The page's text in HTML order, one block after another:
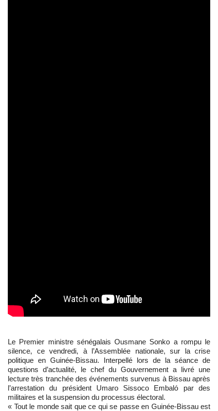
Le Premier ministre sénégalais Ousmane Sonko a rompu le
silence, ce vendredi, à l’Assemblée nationale, sur la crise
politique en Guinée-Bissau. Interpellé lors de la séance de
questions d’actualité, le chef du Gouvernement a livré une
lecture très tranchée des événements survenus à Bissau après
l’arrestation du président Umaro Sissoco Embaló par des
militaires et la suspension du processus électoral.
« Tout le monde sait que ce qui se passe en Guinée-Bissau est